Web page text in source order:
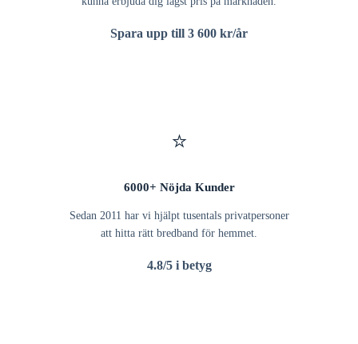
Spara upp till 3 600 kr/år
⭐
6000+ Nöjda Kunder
Sedan 2011 har vi hjälpt tusentals privatpersoner
att hitta rätt bredband för hemmet.
4.8/5 i betyg